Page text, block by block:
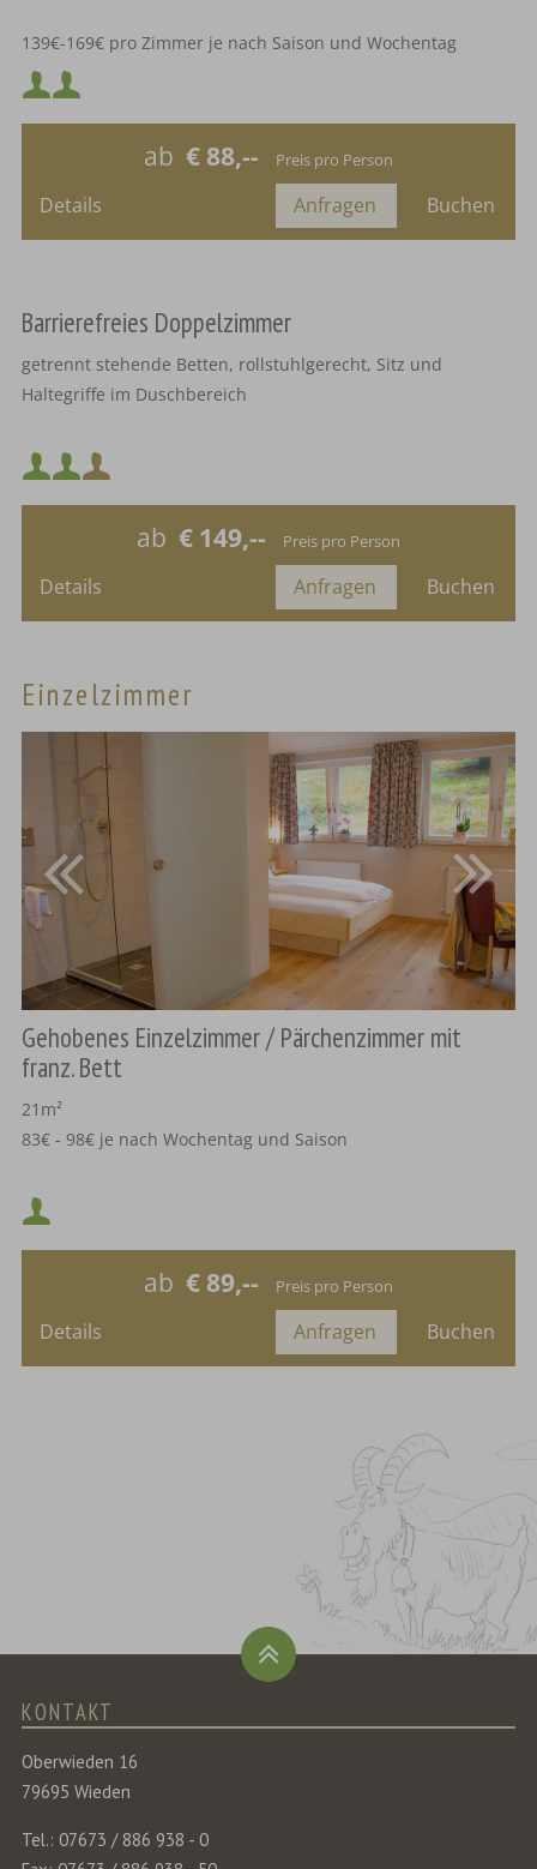
139€-169€ pro Zimmer je nach Saison und Wochentag
Bettengröße 1,80m auf 2m
Mindestbelegung:
Maximalbelegung:
ab € 88,-- Preis pro Person
Buchen
Anfragen
Details
Barrierefreies Doppelzimmer
getrennt stehende Betten, rollstuhlgerecht, Sitz und
Haltegriffe im Duschbereich
Bettengröße 90cm auf 2m
Mindestbelegung:
Maximalbelegung:
ab € 149,-- Preis pro Person
Buchen
Anfragen
Details
Einzelzimmer
Gehobenes Einzelzimmer / Pärchenzimmer mit
franz. Bett
21m²
83€ - 98€ je nach Wochentag und Saison
Bettengröße 1,40m auf 2m
Mindestbelegung:
Maximalbelegung:
ab € 89,-- Preis pro Person
Buchen
Anfragen
Details
KONTAKT
Oberwieden 16
79695 Wieden
Tel.: 07673 / 886 938 - 0